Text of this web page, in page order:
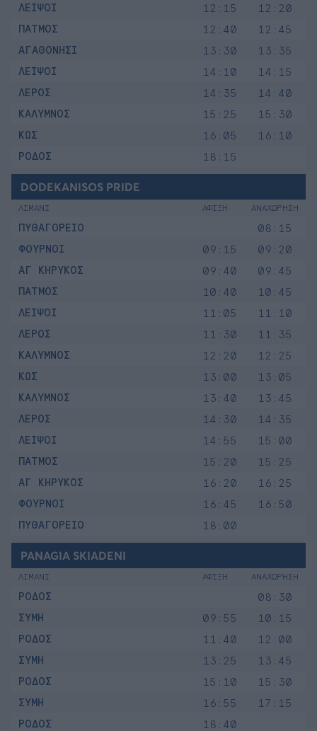
ΛΕΙΨΟΙ
12:15
12:20
ΠΑΤΜΟΣ
12:40
12:45
ΑΓΑΘΟΝΗΣΙ
13:30
13:35
ΛΕΙΨΟΙ
14:10
14:15
ΛΕΡΟΣ
14:35
14:40
ΚΑΛΥΜΝΟΣ
15:25
15:30
ΚΩΣ
16:05
16:10
ΡΟΔΟΣ
18:15
DODEKANISOS PRIDE
ΛΙΜΑΝΙ ΑΦΙΞΗ ΑΝΑΧΩΡΗΣΗ
ΠΥΘΑΓΟΡΕΙΟ
08:15
ΦΟΥΡΝΟΙ
09:15
09:20
ΑΓ ΚΗΡΥΚΟΣ
09:40
09:45
ΠΑΤΜΟΣ
10:40
10:45
ΛΕΙΨΟΙ
11:05
11:10
ΛΕΡΟΣ
11:30
11:35
ΚΑΛΥΜΝΟΣ
12:20
12:25
ΚΩΣ
13:00
13:05
ΚΑΛΥΜΝΟΣ
13:40
13:45
ΛΕΡΟΣ
14:30
14:35
ΛΕΙΨΟΙ
14:55
15:00
ΠΑΤΜΟΣ
15:20
15:25
ΑΓ ΚΗΡΥΚΟΣ
16:20
16:25
ΦΟΥΡΝΟΙ
16:45
16:50
ΠΥΘΑΓΟΡΕΙΟ
18:00
PANAGIA SKIADENI
ΛΙΜΑΝΙ ΑΦΙΞΗ ΑΝΑΧΩΡΗΣΗ
ΡΟΔΟΣ
08:30
ΣΥΜΗ
09:55
10:15
ΡΟΔΟΣ
11:40
12:00
ΣΥΜΗ
13:25
13:45
ΡΟΔΟΣ
15:10
15:30
ΣΥΜΗ
16:55
17:15
ΡΟΔΟΣ
18:40